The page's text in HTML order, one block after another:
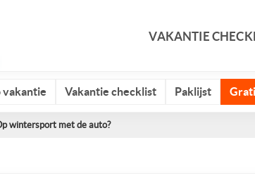
VAKANTIE
vakantie Vakantie checklist Paklijst
wintersport met de auto?